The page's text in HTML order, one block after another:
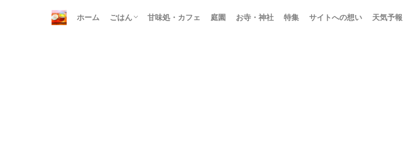
ホーム ごはん 甘味処・カフェ 庭園 お寺・神社 特集 サイトへの想い 天気予報